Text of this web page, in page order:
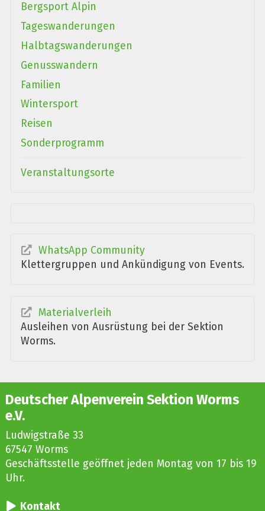
Bergsport Alpin
Tageswanderungen
Halbtagswanderungen
Genusswandern
Familien
Wintersport
Reisen
Sonderprogramm
Veranstaltungsorte
WhatsApp Community
Klettergruppen und Ankündigung von Events.
Materialverleih
Ausleihen von Ausrüstung bei der Sektion
Worms.
Deutscher Alpenverein Sektion Worms
e.V.
Ludwigstraße 33
67547 Worms
Geschäftsstelle geöffnet jeden Montag von 17 bis 19
Uhr.
Kontakt